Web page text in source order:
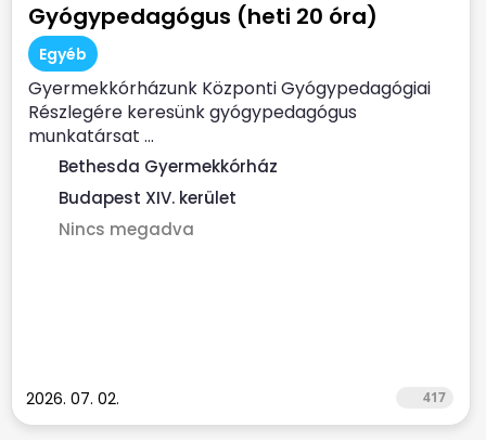
Gyógypedagógus (heti 20 óra)
Egyéb
Gyermekkórházunk Központi Gyógypedagógiai
Részlegére keresünk gyógypedagógus
munkatársat ...
Bethesda Gyermekkórház
Budapest XIV. kerület
Nincs megadva
2026. 07. 02. 417